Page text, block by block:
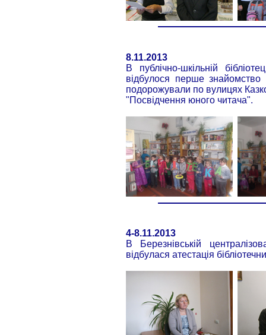
8.11.2013
В публічно-шкільній
відбулося перше знайомство
подорожували по вулицях
"Посвідчення юного читача".
4-8.11.2013
В Березнівській
відбулася атестація